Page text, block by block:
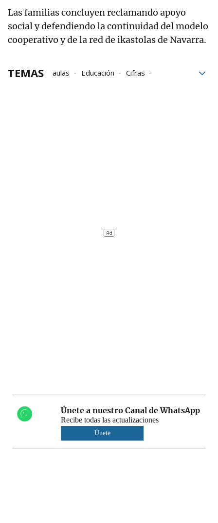
Las familias concluyen reclamando apoyo
social y defendiendo la continuidad del modelo
cooperativo y de la red de ikastolas de Navarra.
TEMAS aulas Educación
Cifras
Únete a nuestro Canal de WhatsApp
Recibe todas las actualizaciones
Únete